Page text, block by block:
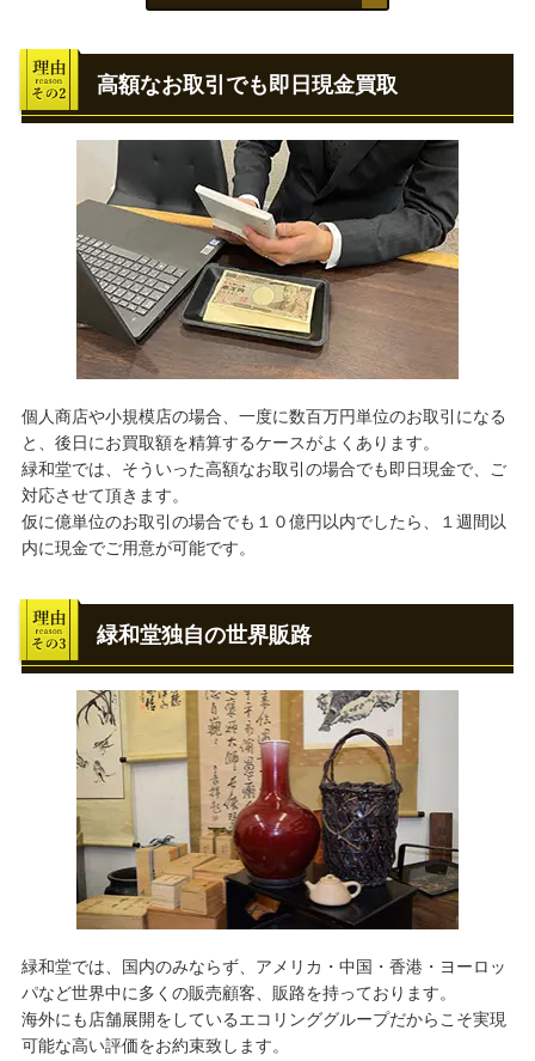
高額なお取引でも即日現金買取
個人商店や小規模店の場合、一度に数百万円単位のお取引になる
と、後日にお買取額を精算するケースがよくあります。
緑和堂では、そういった高額なお取引の場合でも即日現金で、ご
対応させて頂きます。
仮に億単位のお取引の場合でも１０億円以内でしたら、１週間以
内に現金でご用意が可能です。
緑和堂独自の世界販路
緑和堂では、国内のみならず、アメリカ・中国・香港・ヨーロッ
パなど世界中に多くの販売顧客、販路を持っております。
海外にも店舗展開をしているエコリンググループだからこそ実現
可能な高い評価をお約束致します。